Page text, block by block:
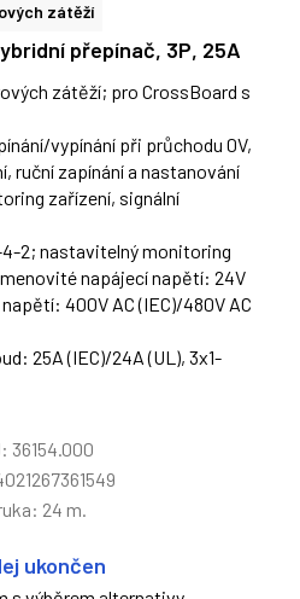
zátěží
přepínač, 3P, 25A
zátěží; pro CrossBoard s
vypínání při průchodu 0V,
ruční zapínání a nastanování
zařízení, signální
2; nastavitelný monitoring
napájecí napětí: 24V
400V AC (IEC)/480V AC
25A (IEC)/24A (UL), 3x1-
36154.000
24 m.
ukončen